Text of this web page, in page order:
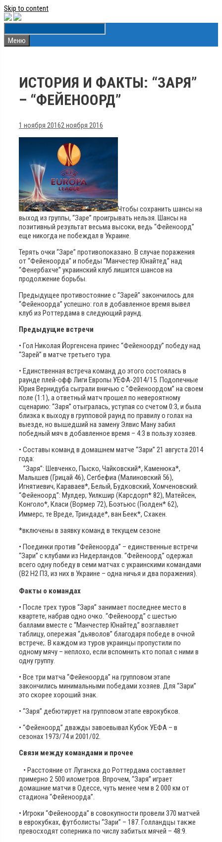
Skip to content
Меню
ИСТОРИЯ И ФАКТЫ: “ЗАРЯ”
– “ФЕЙЕНООРД”
1 ноября 20162 ноября 2016
Чтобы сохранить шансы на
выход из группы, “Заре” проигрывать нельзя. Шансы на
позитивный результат весьма высоки, ведь “Фейеноорд”
еще никогда не побеждал в Украине.
Терять очки “Заре” противопоказано. В случае поражения
от “Фейеноорда” и победы “Манчестер Юнайтед” над
“Фенербахче” украинский клуб лишится шансов на
продолжение борьбы.
Предыдущее противостояние с “Зарей” закончилось для
“Фейеноорда” успешно: гол в добавленное время вывел
клуб из Роттердама в следующий раунд.
Предыдущие встречи
• Гол Николая Йоргенсена принес “Фейеноорду” победу над
“Зарей” в матче третьего тура.
• Единственная встреча команд до этого состоялась в
раунде плей-офф Лиги Европы УЕФА-2014/15. Подопечные
Юрия Вернидуба сыграли вничью с “Фейеноордом” на своем
поле (1:1), а ответный матч прошел по невероятному
сценарию: “Заря” отыгралась, уступая со счетом 0:3, и была
близка к выходу в групповой раунд по правилу о голах на
выезде, но вышедший на замену Элвис Ману забил
победный мяч в добавленное время – 4:3 в пользу хозяев.
• Составы команд в домашнем матче “Зари” 21 августа 2014
года:
”Заря”: Шевченко, Пыско, Чайковский*, Каменюка*,
Малышев (Грицай 46), Сегбефиа (Малиновский 56),
Игнятиевич, Караваев*, Белый, Будковский, Хомченовский.
“Фейеноорд”: Мулдер, Уилкшир (Карсдорп* 82), Матейсен,
Конголо*, Класи (Вормер 72), Боэтьюс (Гюлден* 62),
Иммерс, те Вреде, Триндаде*, ван Беек*, Схакен.
*включены в заявку команд в текущем сезоне
• Поединки против “Фейеноорда” – единственные встречи
“Зари” с клубами из Нидерландов. “Фейеноорд” одержал
всего одну победу в семи матчах с украинскими командами
(В2 Н2 П3, из них в Украине – одна ничья и два поражения).
Факты о командах
• После трех туров “Заря” занимает последнее место в
квартете, набрав одно очко. “Фейеноорд” с шестью
баллами вместе с “Манчестер Юнайтед” возглавляет
таблицу, опережая “дьяволов” благодаря победе в очной
встрече;. В каждом из туров украинцы пропустили по
одному мячу – неплохо, если вспомнить кто попал с ними в
одну группу.
• Все три матча “Фейеноорда” на групповом этапе
закончились минимальными победами хозяев. Для “Зари”
это скорее хороший знак.
• “Заря” дебютирует на групповом этапе еврокубков.
• “Фейеноорд” дважды завоевывал Кубок УЕФА – в
сезонах 1973/74 и 2001/02.
Связи между командами и прочее
• Расстояние от Луганска до Роттердама составляет
примерно 2 500 илометров. Впрочем, “Заря” играет
домашние матчи в Одессе, чуть менее чем в 2 000 км от
стадиона “Фейеноорда”.
• Игроки “Фейеноорда” в совокупности провели 370 матчей
в еврокубках, футболисты “Зари” – 187. Голландцы также
превосходят соперника по числу забитых мячей – 48:9.